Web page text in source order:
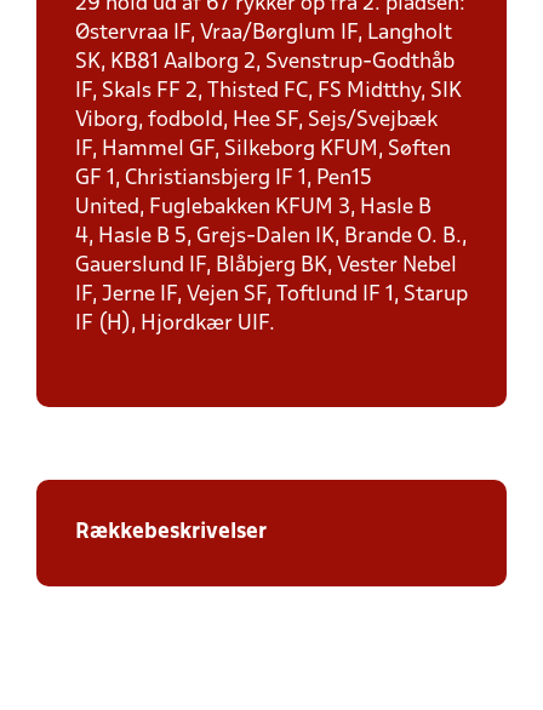
29 hold ud af 67 rykker op fra 2. pladsen:
Østervraa IF, Vraa/Børglum IF, Langholt
SK, KB81 Aalborg 2, Svenstrup-Godthåb
IF, Skals FF 2, Thisted FC, FS Midtthy, SIK
Viborg, fodbold, Hee SF, Sejs/Svejbæk
IF, Hammel GF, Silkeborg KFUM, Søften
GF 1, Christiansbjerg IF 1, Pen15
United, Fuglebakken KFUM 3, Hasle B
4, Hasle B 5, Grejs-Dalen IK, Brande O. B.,
Gauerslund IF, Blåbjerg BK, Vester Nebel
IF, Jerne IF, Vejen SF, Toftlund IF 1, Starup
IF (H), Hjordkær UIF.
Rækkebeskrivelser